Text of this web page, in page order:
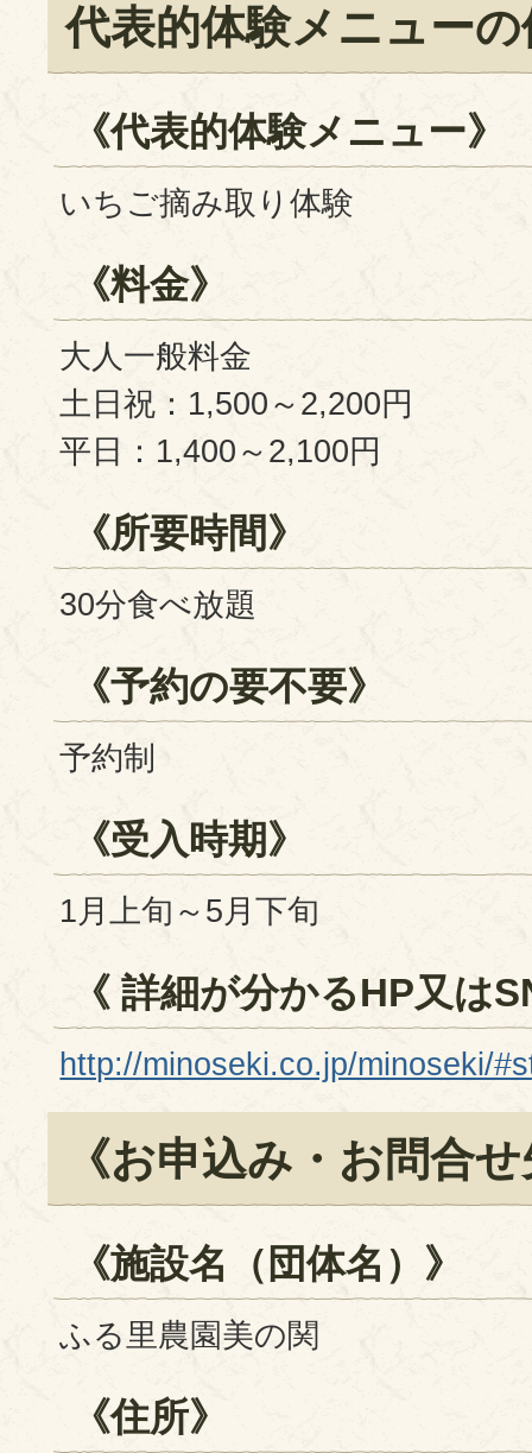
代表的体験メニュー
《代表的体験メニュー》
いちご摘み取り体験
《料金》
大人一般料金
土日祝：1,500～2,200円
平日：1,400～2,100円
《所要時間》
30分食べ放題
《予約の要不要》
予約制
《受入時期》
1月上旬～5月下旬
《 詳細が分かるHP又は
http://minoseki.co.jp/minoseki/
《お申込み・お問合
《施設名（団体名）》
ふる里農園美の関
《住所》